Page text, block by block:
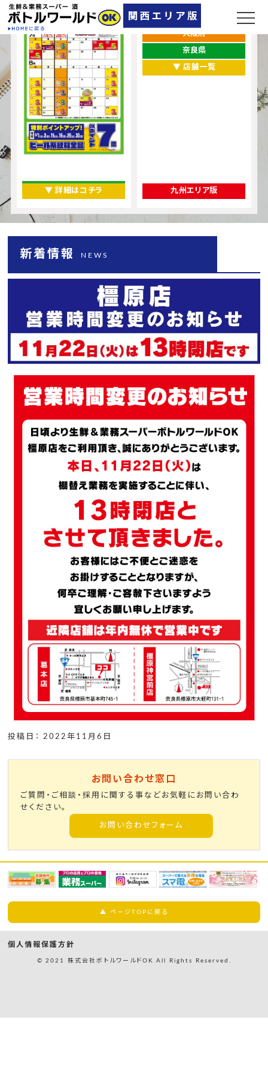
▼ 詳細はコチラ
兵庫県
大阪府
奈良県
▼ 店舗一覧
九州エリア版
新着情報 NEWS
投稿日： 2022年11月6日
お問い合わせ窓口
ご質問・ご相談・採用に関する事などお気軽にお問い合わ
せください。
お問い合わせフォーム
▲ ページTOPに戻る
個人情報保護方針
© 2021 株式会社ボトルワールドOK All Rights Reserved.